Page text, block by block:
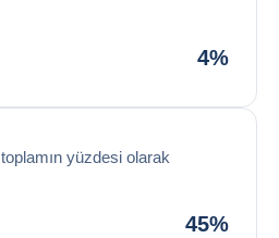
4%
toplamın yüzdesi olarak
45%